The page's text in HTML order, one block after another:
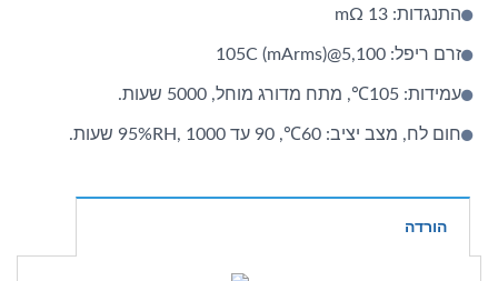
התנגדות: 13 mΩ
זרם ריפל: 5,100@105C (mArms)
עמידות: 105℃, מתח מדורג מוחל, 5000 שעות.
חום לח, מצב יציב: 60℃, 90 עד 95%RH, 1000 שעות.
הורדה